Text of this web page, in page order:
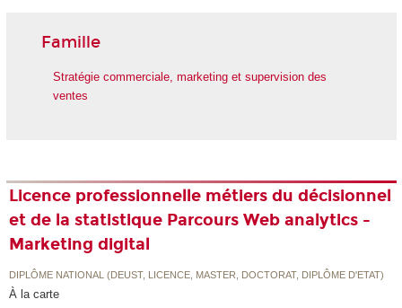
Famille
Stratégie commerciale, marketing et supervision des
ventes
Licence professionnelle métiers du décisionnel
et de la statistique Parcours Web analytics -
Marketing digital
DIPLÔME NATIONAL (DEUST, LICENCE, MASTER, DOCTORAT, DIPLÔME D'ETAT)
À la carte